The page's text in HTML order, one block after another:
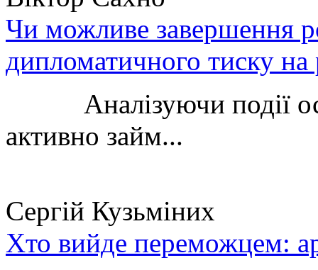
Чи можливе завершення
дипломатичного тиску
Аналізуючи події
активно займ...
Сергій Кузьміних
Хто вийде переможцем: